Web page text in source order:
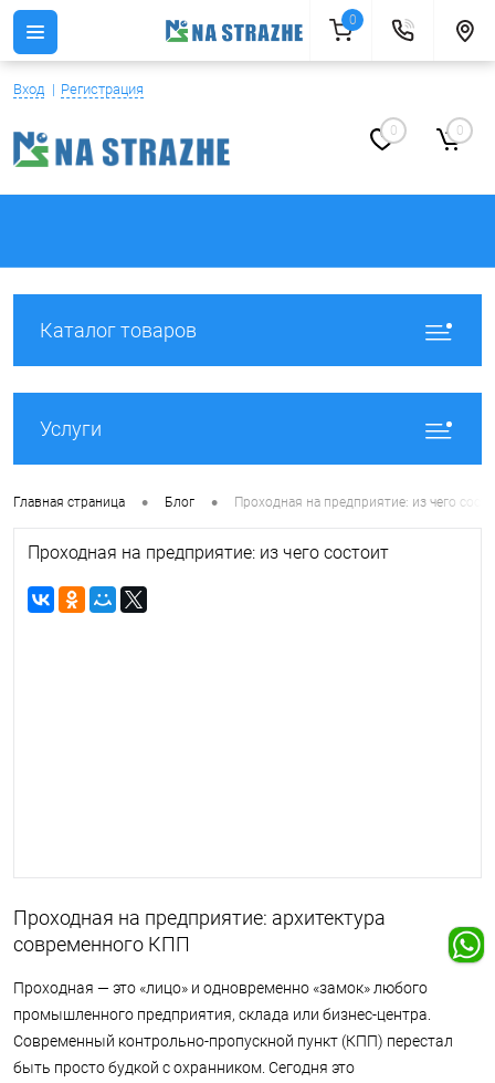
Вход Регистрация
0 0
Каталог товаров
Услуги
Главная страница • Блог • Проходная на предприятие: из чего
Проходная на предприятие: из чего состоит
Проходная на предприятие: архитектура
современного КПП
Проходная — это «лицо» и одновременно «замок» любого
промышленного предприятия, склада или бизнес-центра.
Современный контрольно-пропускной пункт (КПП) перестал
быть просто будкой с охранником. Сегодня это
0